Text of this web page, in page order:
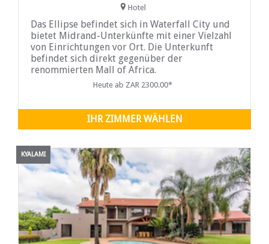
Hotel
Das Ellipse befindet sich in Waterfall City und
bietet Midrand-Unterkünfte mit einer Vielzahl
von Einrichtungen vor Ort. Die Unterkunft
befindet sich direkt gegenüber der
renommierten Mall of Africa.
Heute ab ZAR 2300.00*
IHR ZIMMER WÄHLEN
KYALAMI